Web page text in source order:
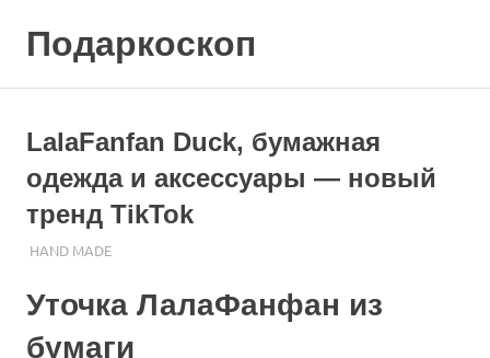
Подаркоскоп
подарить
LalaFanfan Duck, бумажная
одежда и аксессуары — новый
тренд TikTok
17.03.2023
ПОДАРЧЕК
HAND MADE
Уточка ЛалаФанфан из
бумаги